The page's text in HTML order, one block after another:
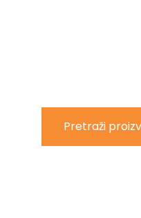
Pretraži